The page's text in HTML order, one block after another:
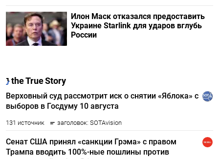
Илон Маск отказался предоставить
Украине Starlink для ударов вглубь
России